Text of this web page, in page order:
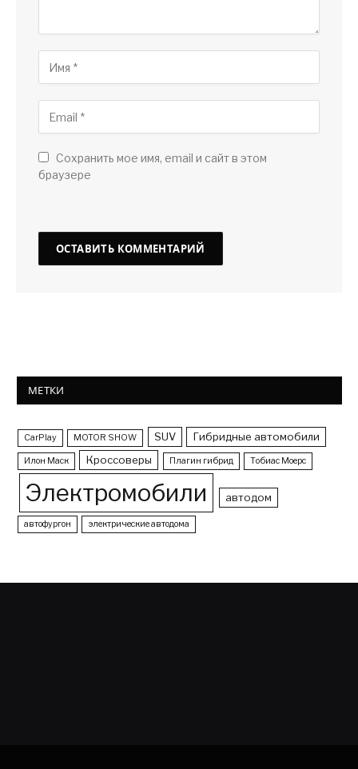
Сохранить мое имя, email и сайт в этом
браузере
МЕТКИ
CarPlay MOTOR SHOW SUV Гибридные автомобили
Илон Маск Кроссоверы Плагин гибрид Тобиас Моерс
Электромобили автодом
автофургон электрические автодома